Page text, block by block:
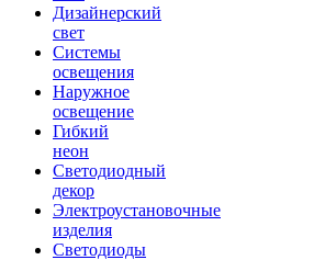
Дизайнерский
свет
Системы
освещения
Наружное
освещение
Гибкий
неон
Светодиодный
декор
Электроустановочные
изделия
Светодиоды